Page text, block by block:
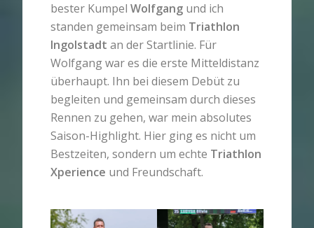
bester KumpelWolfgang und ich
standen gemeinsam beim Triathlon
Ingolstadt an der Startlinie. Für
Wolfgang war es die erste Mitteldistanz
überhaupt. Ihn bei diesem Debüt zu
begleiten und gemeinsam durch dieses
Rennen zu gehen, war mein absolutes
Saison-Highlight. Hier ging es nicht um
Bestzeiten, sondern um echte Triathlon
Xperience und Freundschaft.